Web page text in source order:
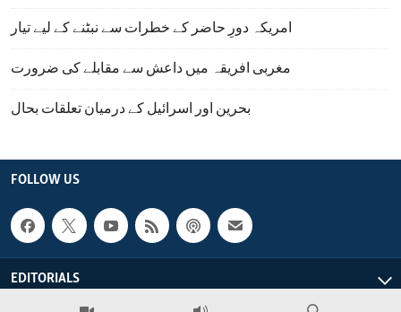
امریکہ دورِ حاضر کے خطرات سے نبٹنے کے لیے تیار
مغربی افریقہ میں داعش سے مقابلے کی ضرورت
بحرین اور اسرائیل کے درمیان تعلقات بحال
FOLLOW US
EDITORIALS